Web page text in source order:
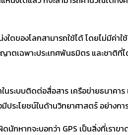
ใดของโลกสามารถใช้ได้ โดยไม่มี
เฉพาะประเทศพันธมิตร และชาติที่ไ
ในระบบติดต่อสื่อสาร เครือข่ายธนา
ระโยชน์ในด้านวิทยาศาสตร์ อย่างก
นักหากจะบอกว่า GPS เป็นสิ่งที่เรา